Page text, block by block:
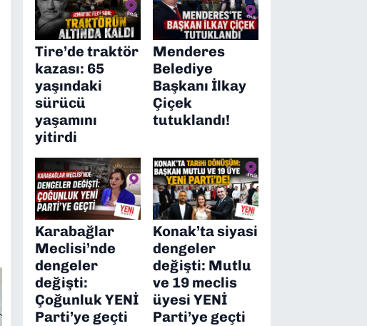
Tire’de traktör
kazası: 65
yaşındaki
sürücü
yaşamını
yitirdi
Menderes
Belediye
Başkanı İlkay
Çiçek
tutuklandı!
Karabağlar
Meclisi’nde
dengeler
değişti:
Çoğunluk YENİ
Parti’ye geçti
Konak’ta siyasi
dengeler
değişti: Mutlu
ve 19 meclis
üyesi YENİ
Parti’ye geçti